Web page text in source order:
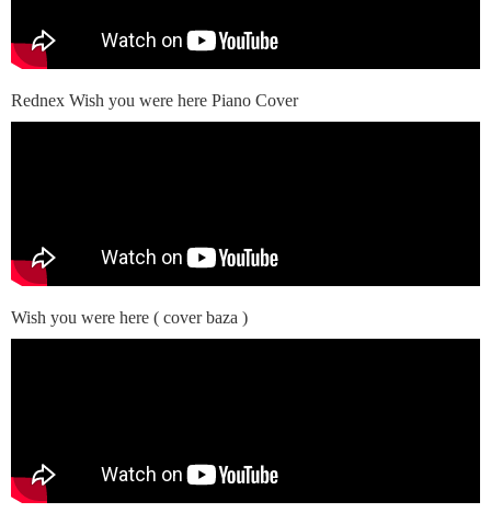
Rednex Wish you were here Piano Cover
Wish you were here ( cover baza )